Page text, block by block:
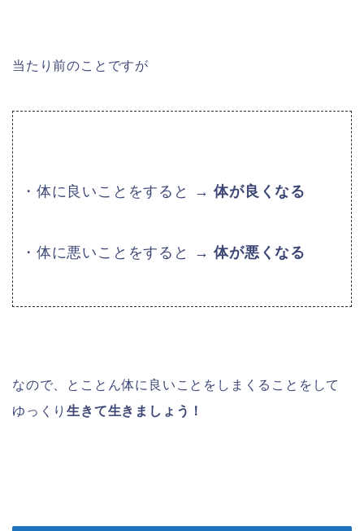
当たり前のことですが
・体に良いことをすると →体が良くなる
・体に悪いことをすると →体が悪くなる
なので、とことん体に良いことをしまくることをして
ゆっくり生きて生きましょう！